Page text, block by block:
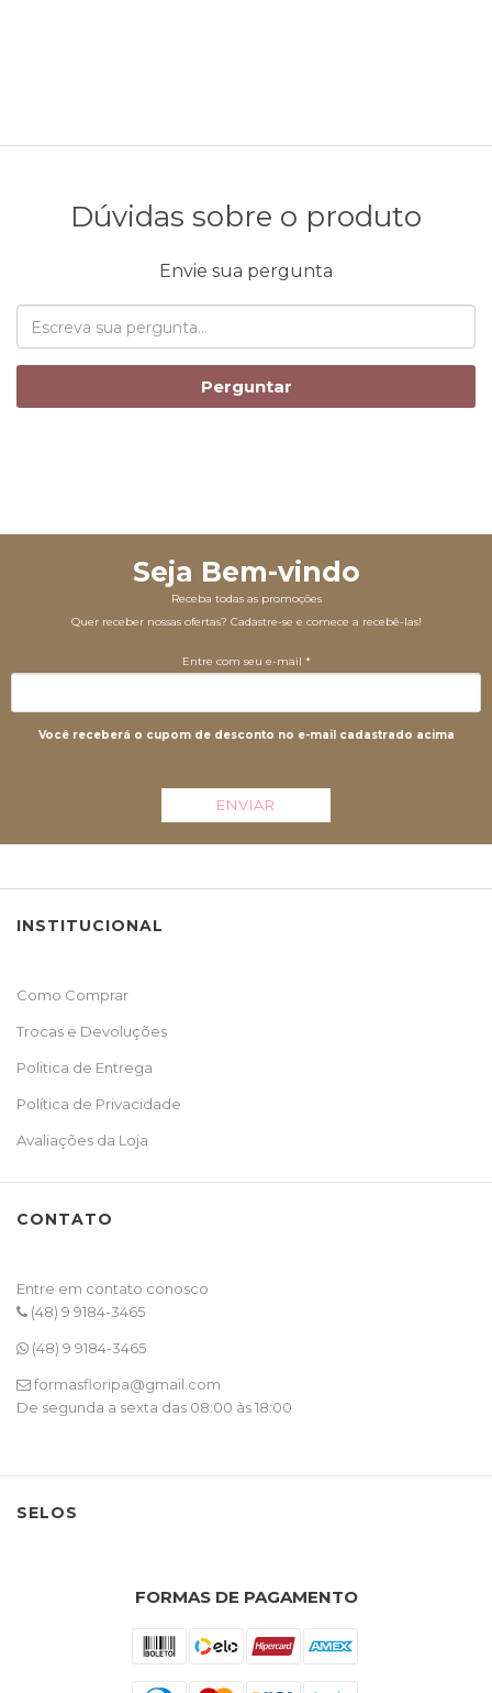
Dúvidas sobre o produto
Envie sua pergunta
Perguntar
Seja Bem-vindo
Receba todas as promoções
Quer receber nossas ofertas? Cadastre-se e comece a recebê-las!
Entre com seu e-mail *
Você receberá o cupom de desconto no e-mail cadastrado acima
ENVIAR
INSTITUCIONAL
Como Comprar
Trocas e Devoluções
Politica de Entrega
Política de Privacidade
Avaliações da Loja
CONTATO
Entre em contato conosco
(48) 9 9184-3465
(48) 9 9184-3465
formasfloripa@gmail.com
De segunda a sexta das 08:00 às 18:00
SELOS
FORMAS DE PAGAMENTO